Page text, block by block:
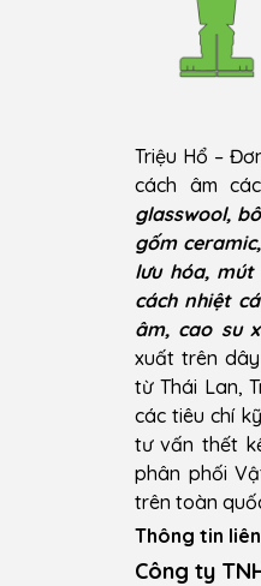
Triệu Hổ –
cách âm
glasswool,
gốm
lưu hóa,
cách nhiệt
âm, cao su
xuất trên
từ Thái Lan,
các tiêu chí
tư vấn thết
phân phối
trên toàn
Thông tin
Công ty